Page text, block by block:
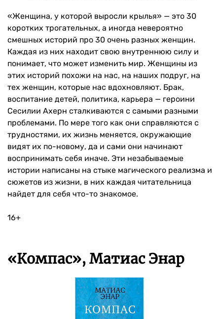
«Женщина, у которой выросли крылья» — это 30
коротких трогательных, а иногда невероятно
смешных историй про 30 очень разных женщин.
Каждая из них находит свою внутреннюю силу и
понимает, что может изменить мир. Женщины из
этих историй похожи на нас, на наших подруг, на
тех женщин, которые нас вдохновляют. Брак,
воспитание детей, политика, карьера — героини
Сесилии Ахерн сталкиваются с самыми разными
проблемами. По мере того как они справляются с
трудностями, их жизнь меняется, окружающие
видят их по-новому, да и сами они начинают
воспринимать себя иначе. Эти незабываемые
истории написаны на стыке магического реализма и
сюжетов из жизни, в них каждая читательница
найдет для себя что-то знакомое.
16+
«Компас», Матиас Энар